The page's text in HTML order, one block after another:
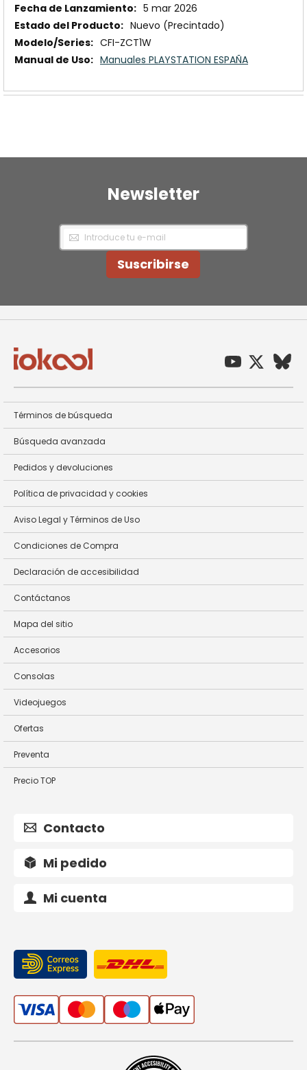
5 mar 2026
Nuevo (Precintado)
CFI-ZCT1W
Manuales PLAYSTATION ESPAÑA
Newsletter
Inscríbase
nuestro
Suscribirse
Términos de búsqueda
Búsqueda avanzada
Pedidos y devoluciones
Política de privacidad y cookies
Aviso Legal y Términos de Uso
Condiciones de Compra
Declaración de accesibilidad
Contáctanos
Mapa del sitio
Accesorios
Consolas
Videojuegos
Ofertas
Preventa
Precio TOP
Contacto
Mi pedido
Mi cuenta